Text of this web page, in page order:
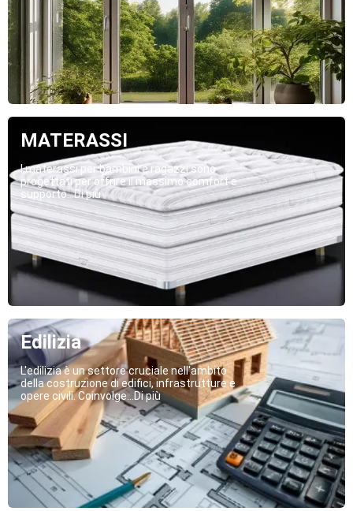
MATERASSI
I materassi per bambini e ragazzi sono
progettati per offrire il massimo comfort e
supporto...Di più
Edilizia
L'edilizia è un settore cruciale nell'ambito
della costruzione di edifici, infrastrutture e
opere civili. Coinvolge...Di più